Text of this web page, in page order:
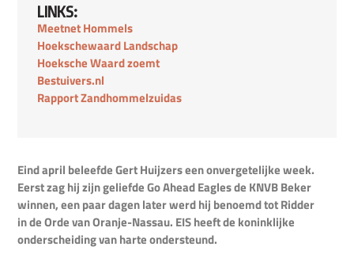
LINKS:
Meetnet Hommels
Hoekschewaard Landschap
Hoeksche Waard zoemt
Bestuivers.nl
Rapport Zandhommelzuidas
Eind april beleefde Gert Huijzers een onvergetelijke week.
Eerst zag hij zijn geliefde Go Ahead Eagles de KNVB Beker
winnen, een paar dagen later werd hij benoemd tot Ridder
in de Orde van Oranje-Nassau. EIS heeft de koninklijke
onderscheiding van harte ondersteund.